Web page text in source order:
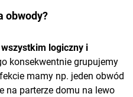
obwody?
logiczny i
konsekwentnie grupujemy
mamy np. jeden obwód
na parterze domu na lewo